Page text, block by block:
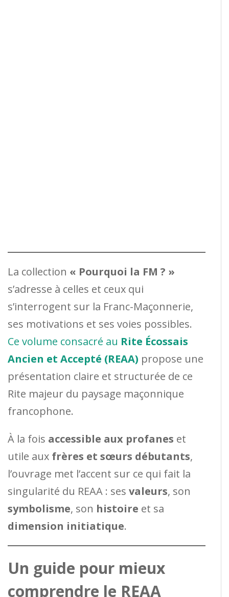
La collection « Pourquoi la FM ? »
s’adresse à celles et ceux qui
s’interrogent sur la Franc-Maçonnerie,
ses motivations et ses voies possibles.
Ce volume consacré au Rite Écossais
Ancien et Accepté (REAA) propose une
présentation claire et structurée de ce
Rite majeur du paysage maçonnique
francophone.
À la fois accessible aux profanes et
utile aux frères et sœurs débutants,
l’ouvrage met l’accent sur ce qui fait la
singularité du REAA : ses valeurs, son
symbolisme, son histoire et sa
dimension initiatique.
Un guide pour mieux
comprendre le REAA